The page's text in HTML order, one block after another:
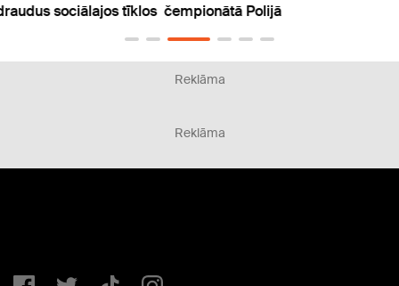
čempionātā Polijā
Reklāma
Reklāma